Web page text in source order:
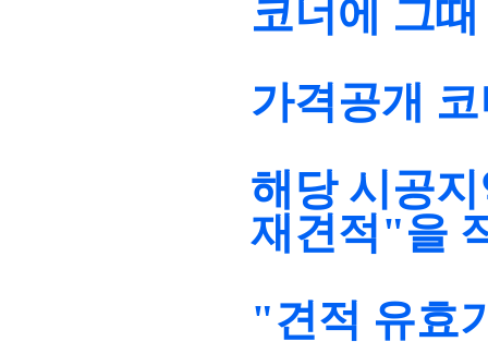
코너에 그
가격공개
해당 시공
재견적"을
"견적 유효